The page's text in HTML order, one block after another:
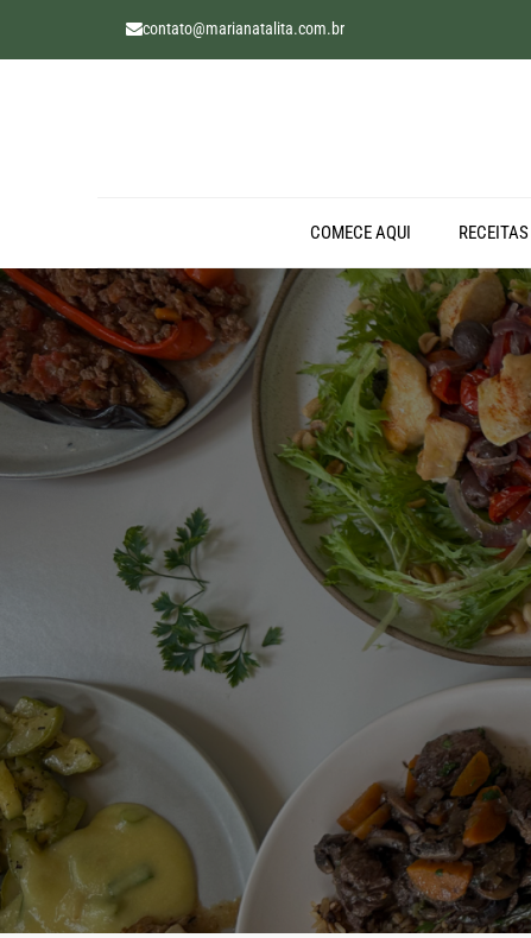
contato@marianatalita.com.br
COMECE AQUI RECEITAS